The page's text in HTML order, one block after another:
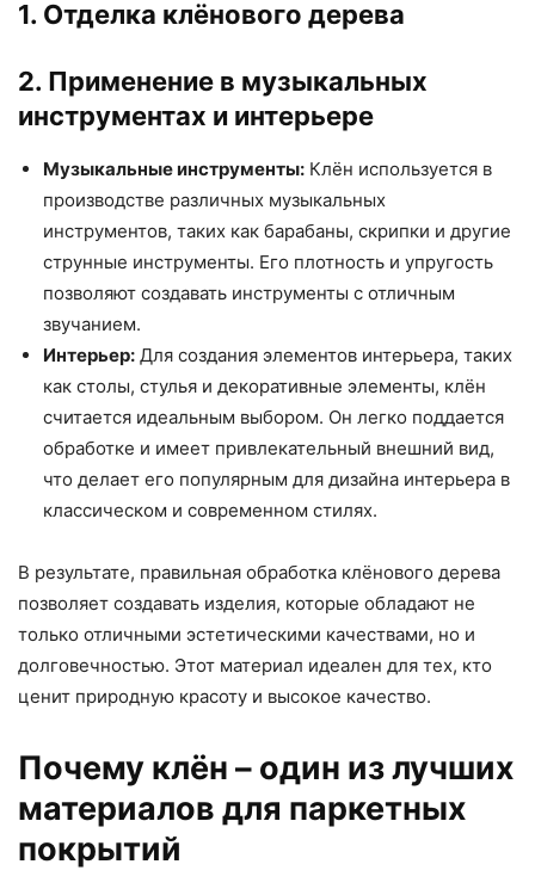
1. Отделка клёнового дерева
2. Применение в музыкальных
инструментах и интерьере
Музыкальные инструменты: Клён используется в
производстве различных музыкальных
инструментов, таких как барабаны, скрипки и другие
струнные инструменты. Его плотность и упругость
позволяют создавать инструменты с отличным
звучанием.
Интерьер: Для создания элементов интерьера, таких
как столы, стулья и декоративные элементы, клён
считается идеальным выбором. Он легко поддается
обработке и имеет привлекательный внешний вид,
что делает его популярным для дизайна интерьера в
классическом и современном стилях.
В результате, правильная обработка клёнового дерева
позволяет создавать изделия, которые обладают не
только отличными эстетическими качествами, но и
долговечностью. Этот материал идеален для тех, кто
ценит природную красоту и высокое качество.
Почему клён – один из лучших
материалов для паркетных
покрытий